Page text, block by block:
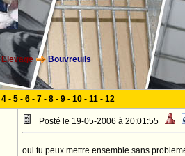
Elevage Bouvreuils
4- 5- 6- 7- 8- 9- 10- 11- 12
Posté le 19-05-2006 à 20:01:55
oui tu peux mettre ensemble sans